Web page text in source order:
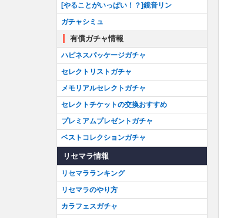
[やることがいっぱい！？]鏡音リン
ガチャシミュ
有償ガチャ情報
ハピネスパッケージガチャ
セレクトリストガチャ
メモリアルセレクトガチャ
セレクトチケットの交換おすすめ
プレミアムプレゼントガチャ
ベストコレクションガチャ
リセマラ情報
リセマラランキング
リセマラのやり方
カラフェスガチャ